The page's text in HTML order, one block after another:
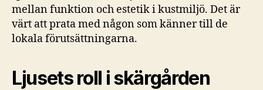
mellan funktion och estetik i kustmiljö. Det är
värt att prata med någon som känner till de
lokala förutsättningarna.
Ljusets roll i skärgården